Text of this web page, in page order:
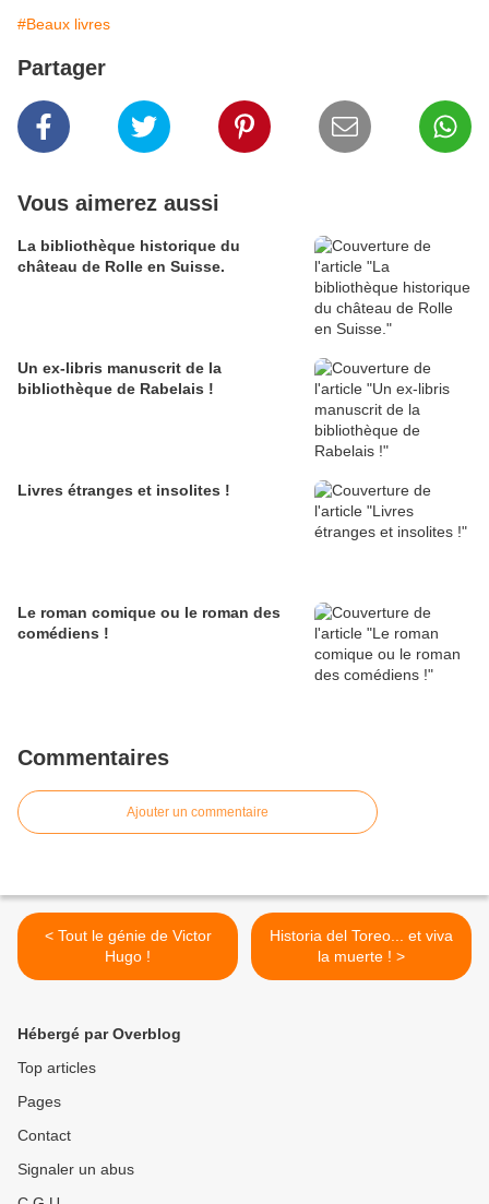
#Beaux livres
Partager
Vous aimerez aussi
La bibliothèque historique du
château de Rolle en Suisse.
Un ex-libris manuscrit de la
bibliothèque de Rabelais !
Livres étranges et insolites !
Le roman comique ou le roman des
comédiens !
Commentaires
Ajouter un commentaire
< Tout le génie de Victor
Hugo !
Historia del Toreo... et viva
la muerte ! >
Hébergé par Overblog
Top articles
Pages
Contact
Signaler un abus